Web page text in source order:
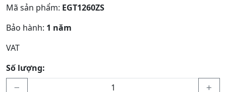
Mã sản phẩm: EGT1260ZS
Bảo hành: 1 năm
VAT
Số lượng: